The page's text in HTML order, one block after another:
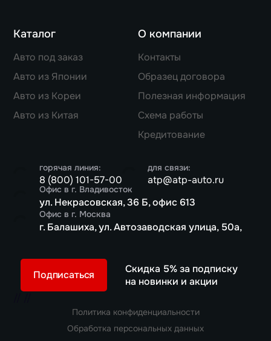
Каталог
Авто под заказ
Авто из Японии
Авто из Кореи
Авто из Китая
О компании
Контакты
Образец договора
Полезная информация
Схема работы
Кредитование
горячая линия:
8 (800) 101-57-00
для связи:
atp@atp-auto.ru
Офис в г. Владивосток
ул. Некрасовская, 36 Б, офис 613
Офис в г. Москва
г. Балашиха, ул. Автозаводская улица, 50а,
Скидка 5% за подписку
на новинки и акции
Подписаться
Политика конфиденциальности
Обработка персональных данных